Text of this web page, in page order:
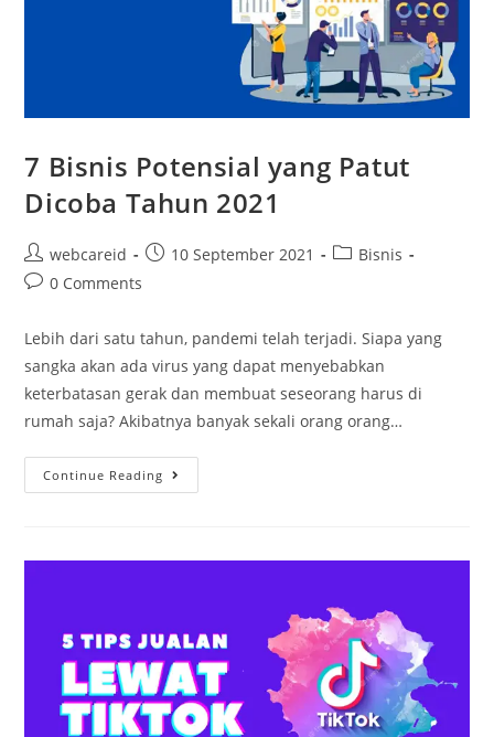
7 Bisnis Potensial yang Patut
Dicoba Tahun 2021
webcareid 10 September 2021
Bisnis
0 Comments
Lebih dari satu tahun, pandemi telah terjadi. Siapa yang
sangka akan ada virus yang dapat menyebabkan
keterbatasan gerak dan membuat seseorang harus di
rumah saja? Akibatnya banyak sekali orang orang…
Continue Reading